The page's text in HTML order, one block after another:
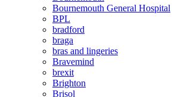
Bournemouth General Hospital
BPL
bradford
braga
bras and lingeries
Bravemind
brexit
Brighton
Brisol